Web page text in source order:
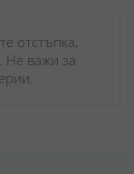
отстъпка,
Не важи за